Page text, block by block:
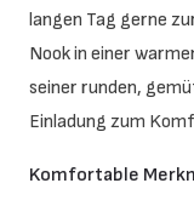
langen Tag gerne
Nook in einer
seiner runden,
Einladung zum
Komfortable